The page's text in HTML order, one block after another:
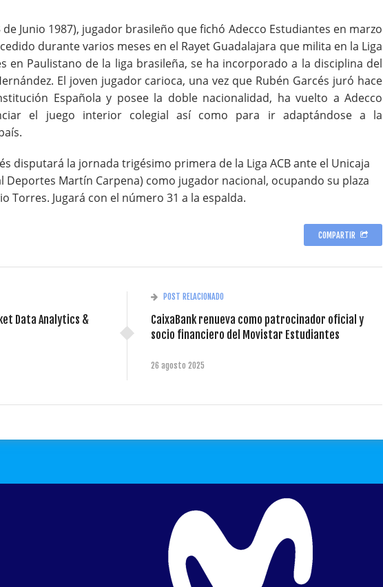
de Junio 1987), jugador brasileño que fichó Adecco Estudiantes en marzo
durante varios meses en el Rayet Guadalajara que milita en la Liga
en Paulistano de la liga brasileña, se ha incorporado a la disciplina del
El joven jugador carioca, una vez que Rubén Garcés juró hace
Española y posee la doble nacionalidad, ha vuelto a Adecco
el juego interior colegial así como para ir adaptándose a la
disputará la jornada trigésimo primera de la Liga ACB ante el Unicaja
Deportes Martín Carpena) como jugador nacional, ocupando su plaza
Torres. Jugará con el número 31 a la espalda.
COMPARTIR
Data Analytics &
POST RELACIONADO
CaixaBank renueva como patrocinador oficial y
socio financiero del Movistar Estudiantes
26 agosto 2025